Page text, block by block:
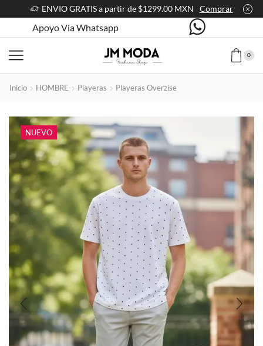
ENVIO GRATIS a partir de $1299.00 MXN Comprar
Apoyo Via Whatsapp
0
Inicio HOMBRE Playeras Playeras Overzise
NUEVO